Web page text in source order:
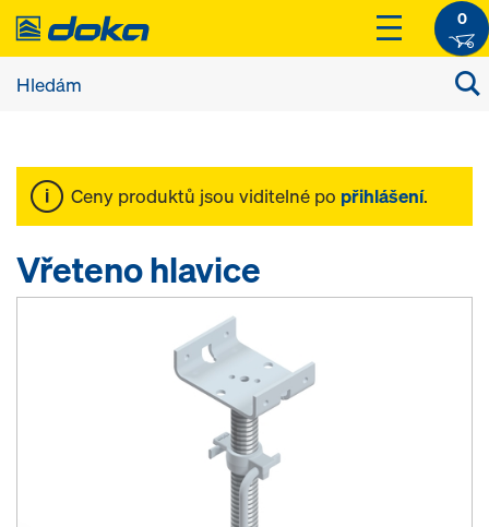
0
Ceny produktů jsou viditelné po přihlášení.
Vřeteno hlavice